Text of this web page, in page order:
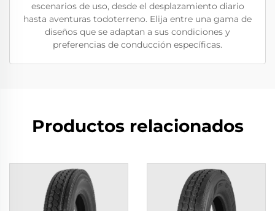
escenarios de uso, desde el desplazamiento diario
hasta aventuras todoterreno. Elija entre una gama de
diseños que se adaptan a sus condiciones y
preferencias de conducción específicas.
Productos relacionados